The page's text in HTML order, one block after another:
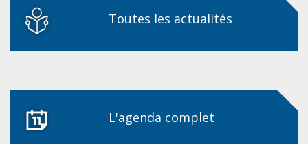
Toutes les actualités
L'agenda complet